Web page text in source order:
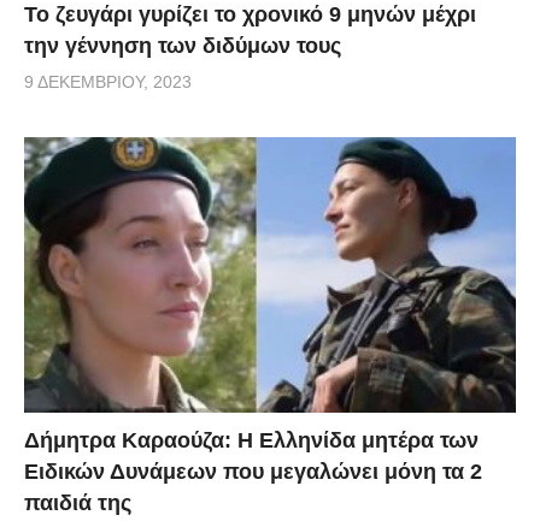
Το ζευγάρι γυρίζει το χρονικό 9 μηνών μέχρι
την γέννηση των διδύμων τους
9 ΔΕΚΕΜΒΡΊΟΥ, 2023
Δήμητρα Καραούζα: Η Ελληνίδα μητέρα των
Ειδικών Δυνάμεων που μεγαλώνει μόνη τα 2
παιδιά της